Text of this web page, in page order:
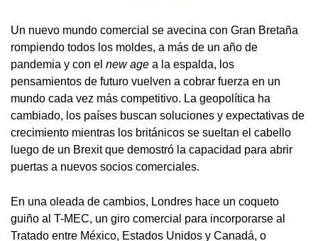
Un nuevo mundo comercial se avecina con Gran Bretaña
rompiendo todos los moldes, a más de un año de
pandemia y con el new age a la espalda, los
pensamientos de futuro vuelven a cobrar fuerza en un
mundo cada vez más competitivo. La geopolítica ha
cambiado, los países buscan soluciones y expectativas de
crecimiento mientras los británicos se sueltan el cabello
luego de un Brexit que demostró la capacidad para abrir
puertas a nuevos socios comerciales.
En una oleada de cambios, Londres hace un coqueto
guiño al T-MEC, un giro comercial para incorporarse al
Tratado entre México, Estados Unidos y Canadá, o